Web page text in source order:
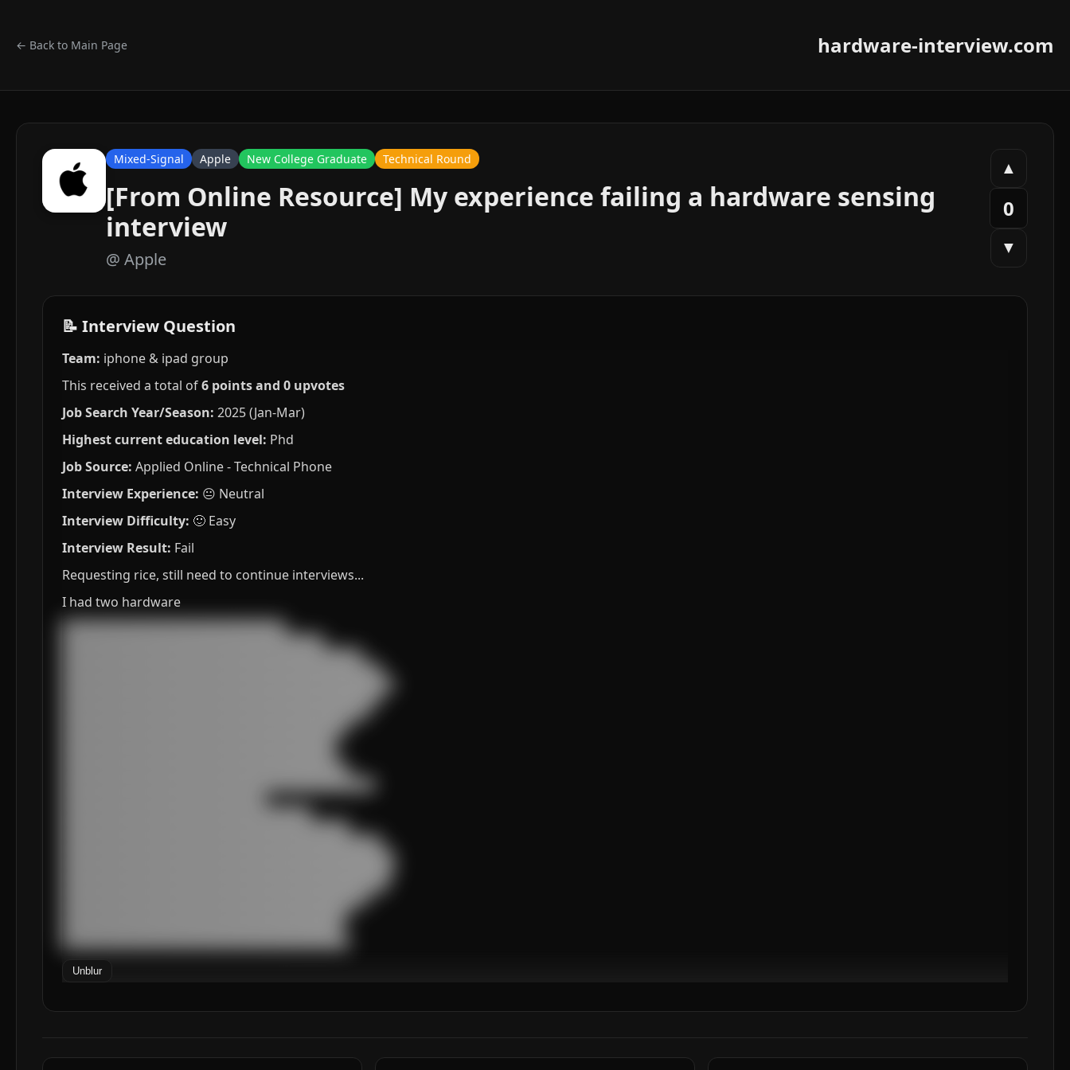
← Back to Main Page hardware-interview.com
Mixed-Signal Apple New College Graduate Technical Round
[From Online Resource] My experience failing a hardware sensing
interview
@ Apple
▲
0
▼
📝 Interview Question
Team: iphone & ipad group
This received a total of6 points and 0 upvotes
Job Search Year/Season: 2025 (Jan-Mar)
Highest current education level: Phd
Job Source: Applied Online - Technical Phone
Interview Experience: 😐 Neutral
Interview Difficulty: 🙂 Easy
Interview Result: Fail
Requesting rice, still need to continue interviews...
I had two hardware
███████████████████████████████████
█████████████████████████████████████████
███████████████████████████████████████████████
██████████████████████████████████████████████████
██████████████████████████████████████████████████
████████████████████████████████████████████████
█████████████████████████████████████████████
█████████████████████████████████████████████
█████████████████████████████████████████████████
███████████████████████████████████████
█████████████████████████████████████████████
██████████████████████████████████████████████████
███████████████████████████████████████████████████
████████████████████████████████████████████████
█████████████████████████████████████████████
Unblur